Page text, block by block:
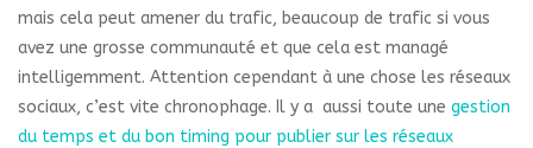
mais cela peut amener du trafic, beaucoup de trafic si vous
avez une grosse communauté et que cela est managé
intelligemment. Attention cependant à une chose les réseaux
sociaux, c’est vite chronophage. Il y a aussi toute une gestion
du temps et du bon timing pour publier sur les réseaux